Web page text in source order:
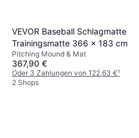
VEVOR Baseball Schlagmatte
Trainingsmatte 366 x 183 cm
Pitching Mound & Mat
367,90 €
Oder 3 Zahlungen von 122,63 €¹
2 Shops